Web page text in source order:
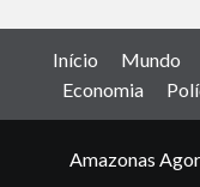
Início Mundo
Economia
Amazonas